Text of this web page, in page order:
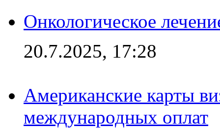
Онкологическое
20.7.2025, 17:28
Американские карты
международных оплат